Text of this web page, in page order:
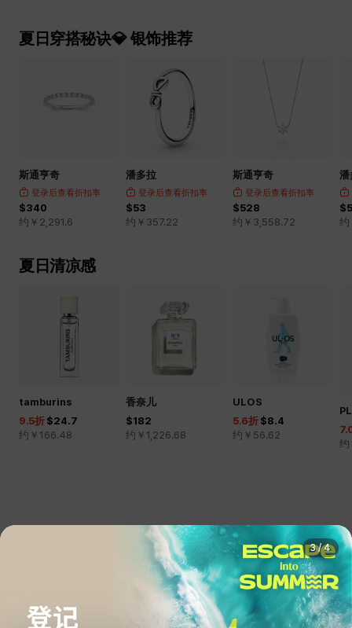
夏日穿搭秘诀💎 银饰推荐
斯通亨奇
登录后查看折扣率
$340
约￥ 2,291.6
潘多拉
登录后查看折扣率
$53
约￥ 357.22
斯通亨奇
登录后查看折扣率
$528
约￥ 3,558.72
潘
约
夏日清凉感
tamburins
9.5折 $24.7
约￥ 166.48
香奈儿
$182
约￥ 1,226.68
ULOS
5.6折 $8.4
约￥ 56.62
约
3/4